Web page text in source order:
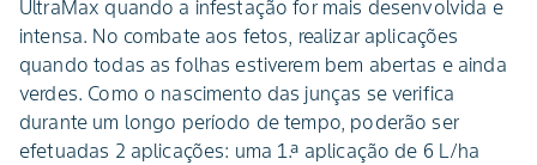
UltraMax quando a infestação for mais desenvolvida e
intensa. No combate aos fetos, realizar aplicações
quando todas as folhas estiverem bem abertas e ainda
verdes. Como o nascimento das junças se verifica
durante um longo período de tempo, poderão ser
efetuadas 2 aplicações: uma 1.ª aplicação de 6 L/ha